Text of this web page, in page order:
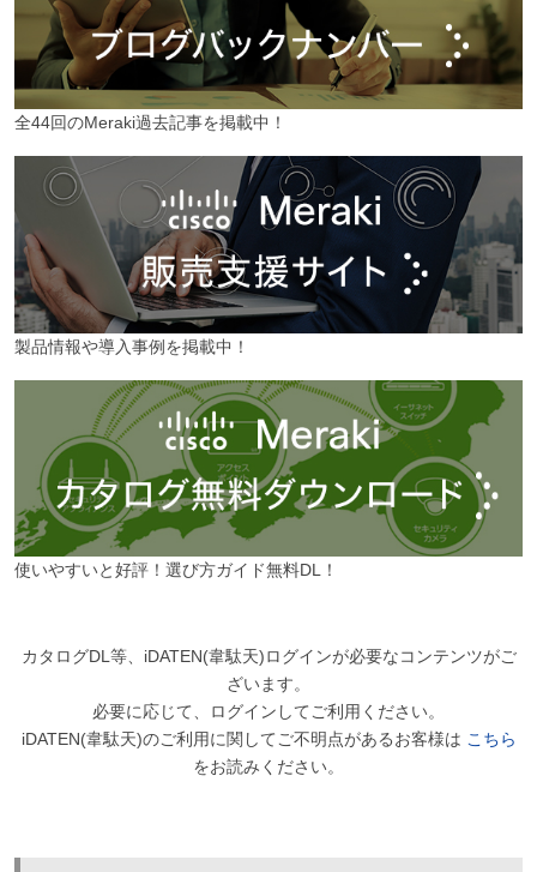
全44回のMeraki過去記事を掲載中！
製品情報や導入事例を掲載中！
使いやすいと好評！選び方ガイド無料DL！
カタログDL等、iDATEN(韋駄天)ログインが必要なコンテンツがご
ざいます。
必要に応じて、ログインしてご利用ください。
iDATEN(韋駄天)のご利用に関してご不明点があるお客様は こちら
をお読みください。